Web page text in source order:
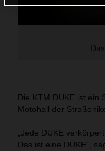
Die KTM DUKE ist ein
Motohall der
„Jede DUKE
Das ist eine DUKE“,